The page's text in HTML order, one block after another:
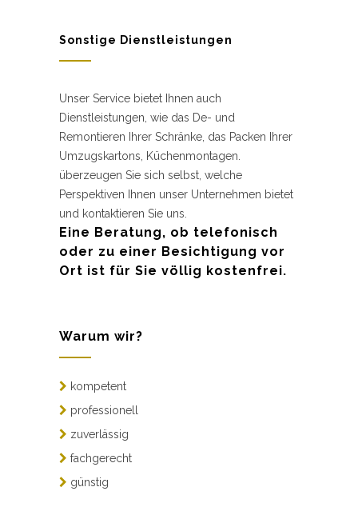
Sonstige Dienstleistungen
Unser Service bietet Ihnen auch
Dienstleistungen, wie das De- und
Remontieren Ihrer Schränke, das Packen Ihrer
Umzugskartons, Küchenmontagen.
überzeugen Sie sich selbst, welche
Perspektiven Ihnen unser Unternehmen bietet
und kontaktieren Sie uns.
Eine Beratung, ob telefonisch
oder zu einer Besichtigung vor
Ort ist für Sie völlig kostenfrei.
Warum wir?
kompetent
professionell
zuverlässig
fachgerecht
günstig